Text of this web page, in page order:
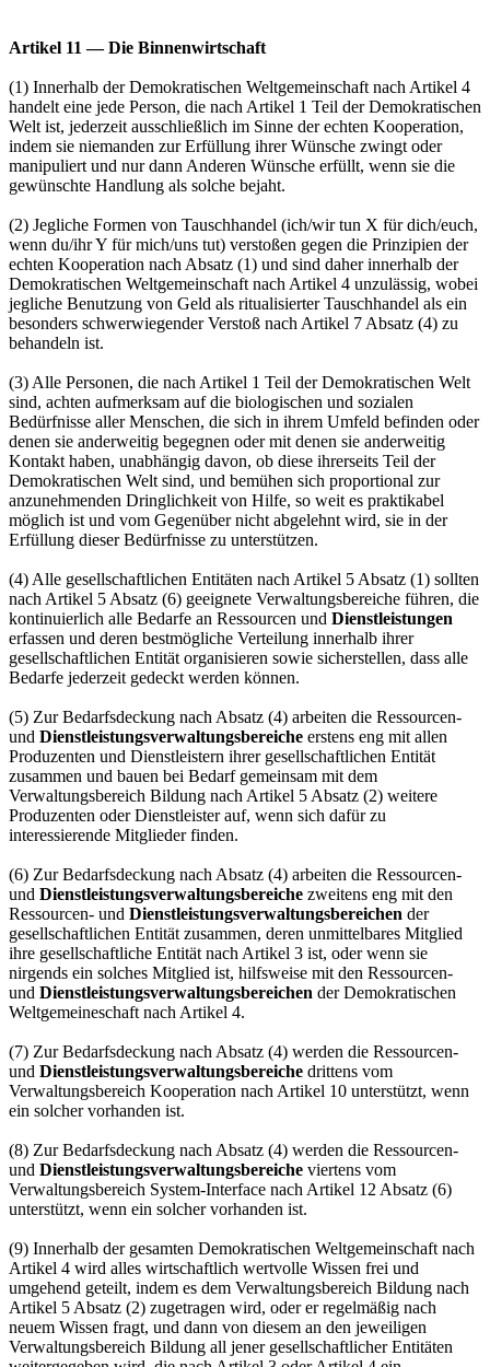
Artikel 11 — Die Binnenwirtschaft
(1) Innerhalb der Demokratischen Weltgemeinschaft nach Artikel 4
handelt eine jede Person, die nach Artikel 1 Teil der Demokratischen
Welt ist, jederzeit ausschließlich im Sinne der echten Kooperation,
indem sie niemanden zur Erfüllung ihrer Wünsche zwingt oder
manipuliert und nur dann Anderen Wünsche erfüllt, wenn sie die
gewünschte Handlung als solche bejaht.
(2) Jegliche Formen von Tauschhandel (ich/wir tun X für dich/euch,
wenn du/ihr Y für mich/uns tut) verstoßen gegen die Prinzipien der
echten Kooperation nach Absatz (1) und sind daher innerhalb der
Demokratischen Weltgemeinschaft nach Artikel 4 unzulässig, wobei
jegliche Benutzung von Geld als ritualisierter Tauschhandel als ein
besonders schwerwiegender Verstoß nach Artikel 7 Absatz (4) zu
behandeln ist.
(3) Alle Personen, die nach Artikel 1 Teil der Demokratischen Welt
sind, achten aufmerksam auf die biologischen und sozialen
Bedürfnisse aller Menschen, die sich in ihrem Umfeld befinden oder
denen sie anderweitig begegnen oder mit denen sie anderweitig
Kontakt haben, unabhängig davon, ob diese ihrerseits Teil der
Demokratischen Welt sind, und bemühen sich proportional zur
anzunehmenden Dringlichkeit von Hilfe, so weit es praktikabel
möglich ist und vom Gegenüber nicht abgelehnt wird, sie in der
Erfüllung dieser Bedürfnisse zu unterstützen.
(4) Alle gesellschaftlichen Entitäten nach Artikel 5 Absatz (1) sollten
nach Artikel 5 Absatz (6) geeignete Verwaltungsbereiche führen, die
kontinuierlich alle Bedarfe an Ressourcen und Dienstleistungen
erfassen und deren bestmögliche Verteilung innerhalb ihrer
gesellschaftlichen Entität organisieren sowie sicherstellen, dass alle
Bedarfe jederzeit gedeckt werden können.
(5) Zur Bedarfsdeckung nach Absatz (4) arbeiten die Ressourcen-
und Dienstleistungs­verwaltungsbereiche erstens eng mit allen
Produzenten und Dienstleistern ihrer gesellschaftlichen Entität
zusammen und bauen bei Bedarf gemeinsam mit dem
Verwaltungsbereich Bildung nach Artikel 5 Absatz (2) weitere
Produzenten oder Dienstleister auf, wenn sich dafür zu
interessierende Mitglieder finden.
(6) Zur Bedarfsdeckung nach Absatz (4) arbeiten die Ressourcen-
und Dienstleistungs­verwaltungsbereiche zweitens eng mit den
Ressourcen- und Dienstleistungs­verwaltungsbereichen der
gesellschaftlichen Entität zusammen, deren unmittelbares Mitglied
ihre gesellschaftliche Entität nach Artikel 3 ist, oder wenn sie
nirgends ein solches Mitglied ist, hilfsweise mit den Ressourcen-
und Dienstleistungs­verwaltungsbereichen der Demokratischen
Weltgemeineschaft nach Artikel 4.
(7) Zur Bedarfsdeckung nach Absatz (4) werden die Ressourcen-
und Dienstleistungs­verwaltungsbereiche drittens vom
Verwaltungsbereich Kooperation nach Artikel 10 unterstützt, wenn
ein solcher vorhanden ist.
(8) Zur Bedarfsdeckung nach Absatz (4) werden die Ressourcen-
und Dienst­leistungsverwaltungsbereiche viertens vom
Verwaltungsbereich System-Interface nach Artikel 12 Absatz (6)
unterstützt, wenn ein solcher vorhanden ist.
(9) Innerhalb der gesamten Demokratischen Weltgemeinschaft nach
Artikel 4 wird alles wirtschaftlich wertvolle Wissen frei und
umgehend geteilt, indem es dem Verwaltungsbereich Bildung nach
Artikel 5 Absatz (2) zugetragen wird, oder er regelmäßig nach
neuem Wissen fragt, und dann von diesem an den jeweiligen
Verwaltungsbereich Bildung all jener gesellschaftlicher Entitäten